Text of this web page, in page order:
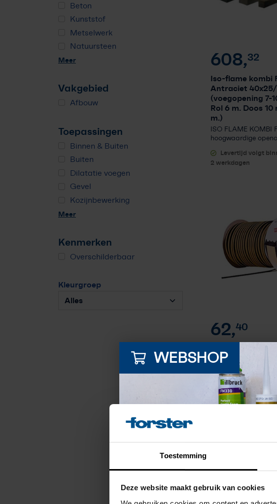
Toestemming
Deze website maakt gebruik van cookies
Beton
Kunststof
Metselwerk
Natuursteen
Meer
Vakgebied
Afbouw
Toepassingen
Binnen & Buiten
Buiten
Dilatatie voegen
Gevel
Kozijnbewerking
Meer
Kenmerken
Overschilderbaar
Kleurgroep
608,32
Iso-flame kombi
Antraciet
(voegopening 7-
Rol 6 m. Doos 10
m.)
ISO FLAME KOMBI
hoogwaardige
Levertijd volgt
2 werkdagen
62,40
Kroonband Kiso
profile,
- Zwart 9x3mm
150 meter)
Kiso 141 Profile is een
beglazingsband van
WEBSHOP